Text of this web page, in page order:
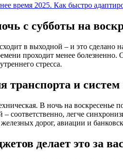
время 2025. Как быстро
с субботы на
в выходной – и это
проходит менее
стресса.
транспорта и систем
В ночь на воскресенье
– соответственно, легче
дорог, авиации и
делает это за